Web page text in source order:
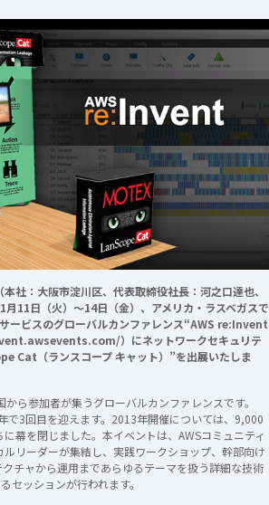
社：大阪市淀川区、代表取締役社長：河之口達也、
11日（火）～14日（金）、アメリカ・ラスベガスで
ービスのグローバルカンファレンス“AWS re:Invent
）にネットワークセキュリテ
Cat（ランスコープ キャット）”を出展いたしま
から参加者が集うグローバルカンファレンスです。
で3回目を迎えます。2013年開催については、9,000
幕を閉じました。本イベントは、AWSコミュニティ
リーダーが集結し、実践ワークショップ、幹部向け
チャから運用まであらゆるテーマを扱う詳細な技術
セッションが行われます。